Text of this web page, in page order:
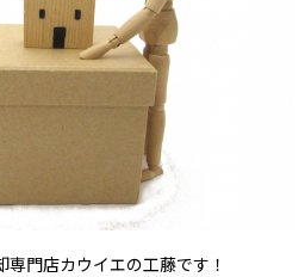
門店カウイエの工藤です！